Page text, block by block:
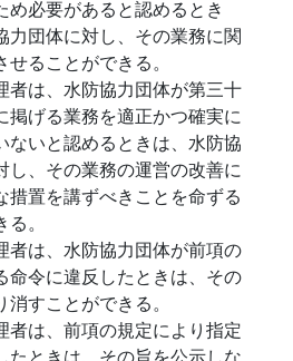
め必要があると認めるとき
力団体に対し、その業務に関
せることができる。
者は、水防協力団体が第三十
掲げる業務を適正かつ確実に
ないと認めるときは、水防協
し、その業務の運営の改善に
措置を講ずべきことを命ずる
。
者は、水防協力団体が前項の
命令に違反したときは、その
すことができる。
者は、前項の規定により指定